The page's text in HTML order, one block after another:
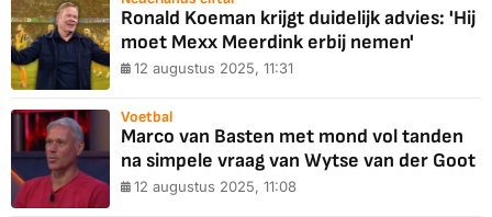
Ronald Koeman krijgt duidelijk advies: 'Hij
moet Mexx Meerdink erbij nemen'
12 augustus 2025, 11:31
Voetbal
Marco van Basten met mond vol tanden
na simpele vraag van Wytse van der Goot
12 augustus 2025, 11:08